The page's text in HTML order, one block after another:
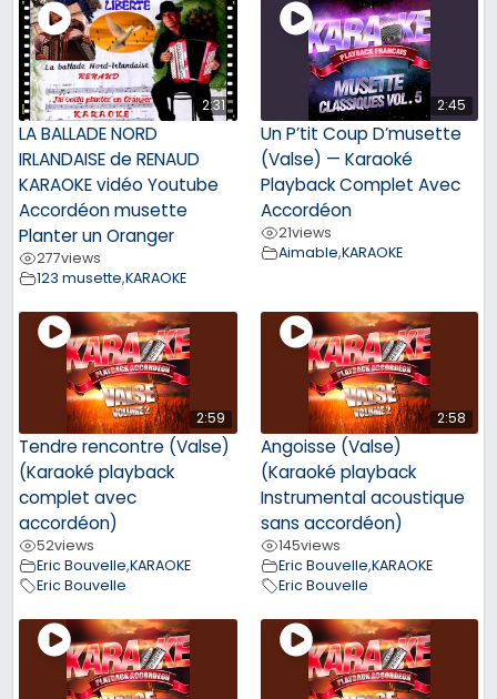
2:31
LA BALLADE NORD
IRLANDAISE de RENAUD
KARAOKE vidéo Youtube
Accordéon musette
Planter un Oranger
277views
123 musette,KARAOKE
2:45
Un P’tit Coup D’musette
(Valse) — Karaoké
Playback Complet Avec
Accordéon
21views
Aimable,KARAOKE
2:59
Tendre rencontre (Valse)
(Karaoké playback
complet avec
accordéon)
52views
Eric Bouvelle,KARAOKE
Eric Bouvelle
2:58
Angoisse (Valse)
(Karaoké playback
Instrumental acoustique
sans accordéon)
145views
Eric Bouvelle,KARAOKE
Eric Bouvelle